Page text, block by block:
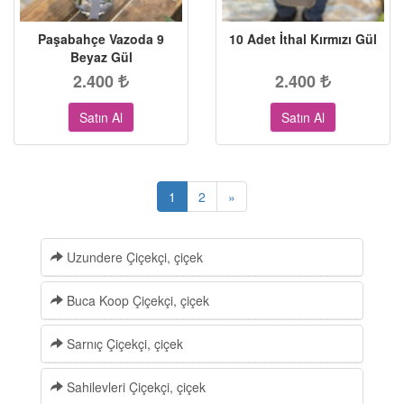
Paşabahçe Vazoda 9
Beyaz Gül
2.400
Satın Al
10 Adet İthal Kırmızı Gül
2.400
Satın Al
1 2 »
Uzundere Çiçekçi, çiçek
Buca Koop Çiçekçi, çiçek
Sarnıç Çiçekçi, çiçek
Sahilevleri Çiçekçi, çiçek